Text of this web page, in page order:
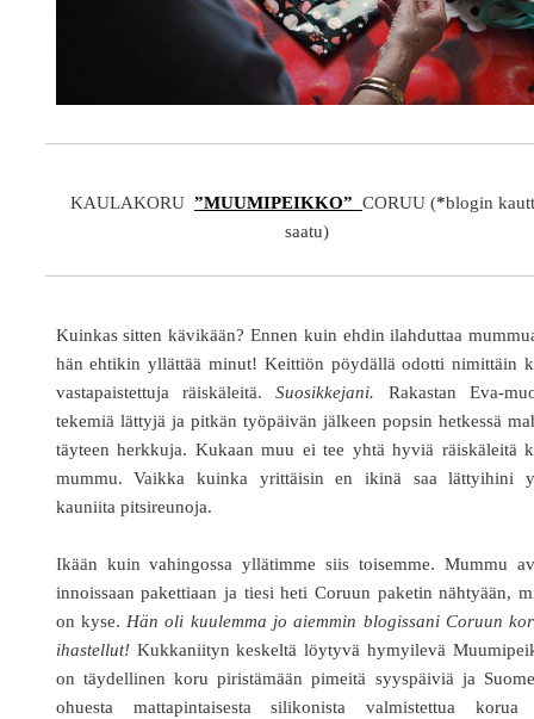
KAULAKORU ”MUUMIPEIKKO” CORUU (*blogin
saatu)
Kuinkas sitten kävikään? Ennen kuin ehdin ilahduttaa
hän ehtikin yllättää minut! Keittiön pöydällä odotti nimittäin
vastapaistettuja räiskäleitä.Suosikkejani. Rakastan Eva-
tekemiä lättyjä ja pitkän työpäivän jälkeen popsin hetkessä
täyteen herkkuja. Kukaan muu ei tee yhtä hyviä räiskäleitä
mummu. Vaikka kuinka yrittäisin en ikinä saa lättyihini
kauniita pitsireunoja.
Ikään kuin vahingossa yllätimme siis toisemme. Mummu
innoissaan pakettiaan ja tiesi heti Coruun paketin nähtyään,
on kyse.Hän oli kuulemma jo aiemmin blogissani Coruun
ihastellut!Kukkaniityn keskeltä löytyvä hymyilevä
on täydellinen koru piristämään pimeitä syyspäiviä ja
ohuesta mattapintaisesta silikonista valmistettua korua